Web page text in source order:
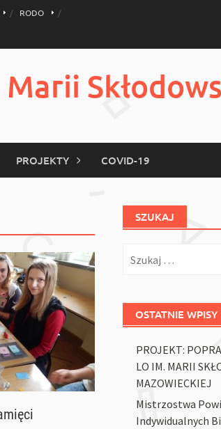
RODO
PROJEKTY COVID-19
SZUKAJ
OSTATNIE WPISY
PROJEKT:
LO IM. MARII
MAZOWIECKIEJ
Mistrzostwa
Indywidualnych